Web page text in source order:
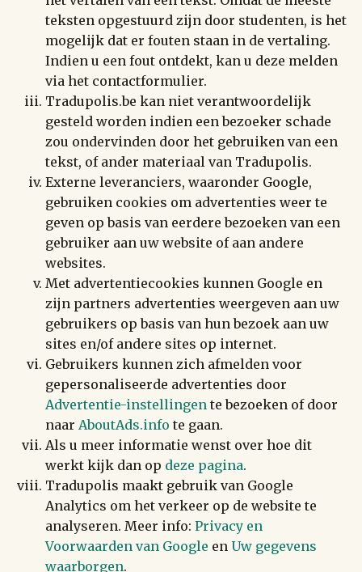
teksten opgestuurd zijn door studenten, is het
mogelijk dat er fouten staan in de vertaling.
Indien u een fout ontdekt, kan u deze melden
via het contactformulier.
Tradupolis.be kan niet verantwoordelijk
gesteld worden indien een bezoeker schade
zou ondervinden door het gebruiken van een
tekst, of ander materiaal van Tradupolis.
Externe leveranciers, waaronder Google,
gebruiken cookies om advertenties weer te
geven op basis van eerdere bezoeken van een
gebruiker aan uw website of aan andere
websites.
Met advertentiecookies kunnen Google en
zijn partners advertenties weergeven aan uw
gebruikers op basis van hun bezoek aan uw
sites en/of andere sites op internet.
Gebruikers kunnen zich afmelden voor
gepersonaliseerde advertenties door
Advertentie-instellingen te bezoeken of door
naar AboutAds.info te gaan.
Als u meer informatie wenst over hoe dit
werkt kijk dan op deze pagina.
Tradupolis maakt gebruik van Google
Analytics om het verkeer op de website te
analyseren. Meer info: Privacy en
Voorwaarden van Google en Uw gegevens
waarborgen.